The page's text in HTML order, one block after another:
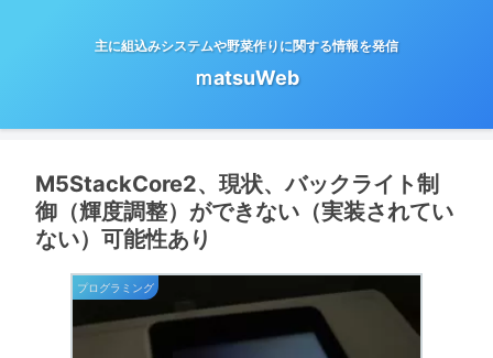
主に組込みシステムや野菜作りに関する情報を発信
ｍatsuWeb
M5StackCore2、現状、バックライト制
御（輝度調整）ができない（実装されてい
ない）可能性あり
プログラミング